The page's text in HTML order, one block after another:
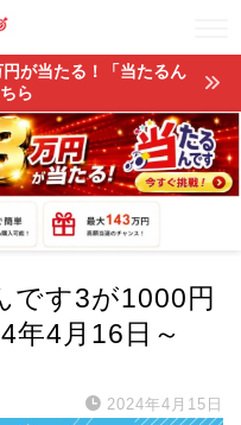
が当たる！「当たるん
ら
です3が1000円
年4月16日～
2024年4月15日